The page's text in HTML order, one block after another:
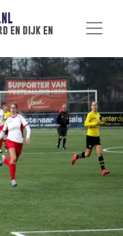
en dijk en